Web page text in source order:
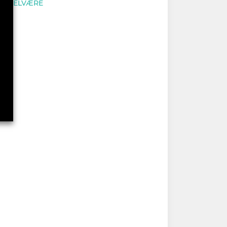
VELVÆRE